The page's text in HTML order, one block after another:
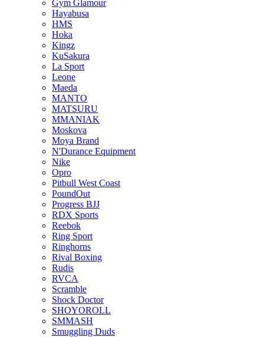
Gym Glamour
Hayabusa
HMS
Hoka
Kingz
KuSakura
La Sport
Leone
Maeda
MANTO
MATSURU
MMANIAK
Moskova
Moya Brand
N'Durance Equipment
Nike
Opro
Pitbull West Coast
PoundOut
Progress BJJ
RDX Sports
Reebok
Ring Sport
Ringhorns
Rival Boxing
Rudis
RVCA
Scramble
Shock Doctor
SHOYOROLL
SMMASH
Smuggling Duds